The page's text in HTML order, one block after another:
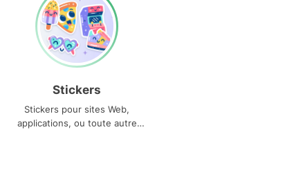
Stickers
Stickers pour sites Web,
applications, ou toute autre